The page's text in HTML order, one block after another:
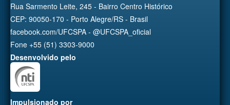
Rua Sarmento Leite, 245 - Bairro Centro Histórico
CEP: 90050-170 - Porto Alegre/RS - Brasil
facebook.com/UFCSPA - @UFCSPA_oficial
Fone +55 (51) 3303-9000
Desenvolvido pelo
Impulsionado por